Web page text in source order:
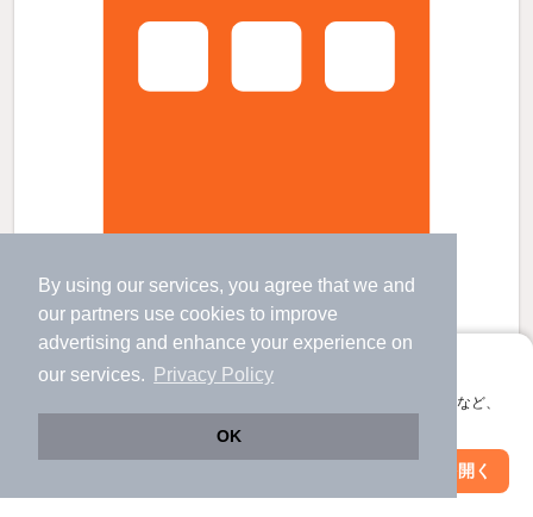
By using our services, you agree that we and
our partners use cookies to improve
advertising and enhance your experience on
our services.
Privacy Policy
OK
アプリに切り替えて、サクサクお部屋探し
会員登録なしですぐ使える。マップ検索やお気に入り保存など、
アプリを開く
西宮北口駅 歩 20
門戸厄神駅 歩7分 （阪急今津線）
甲東園駅 歩9分 （阪急今津線）
兵庫県西宮市下大市東町32-6
駐車場あり 駐輪場あり
絞り込み条件を変更